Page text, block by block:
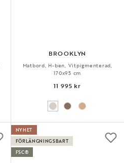
BROOKLYN
Matbord, H-ben, Vitpigmenterad,
170x95 cm
11 995 kr
NYHET
FÖRLÄNGNINGSBART
FSC®